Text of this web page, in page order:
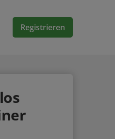
Registrieren